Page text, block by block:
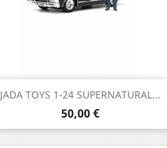
JADA TOYS 1-24 SUPERNATURAL...
Precio
50,00 €
Vista rápida